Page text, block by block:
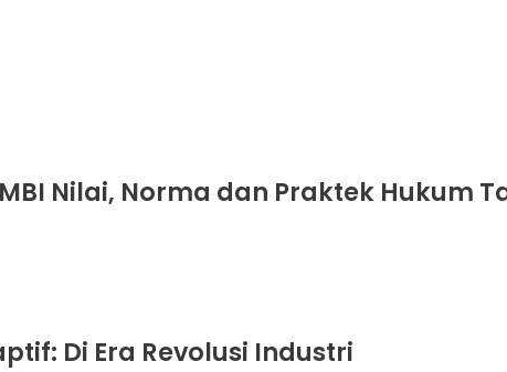
Nilai, Norma dan Praktek Hukum
Di Era Revolusi Industri